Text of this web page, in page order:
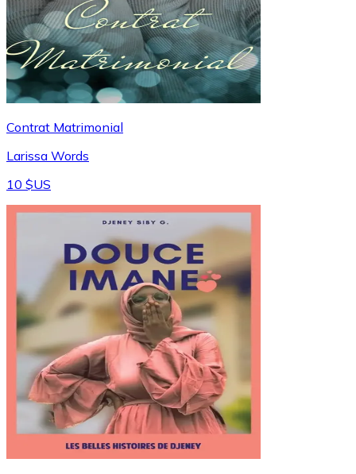
Contrat Matrimonial
Larissa Words
10 $US